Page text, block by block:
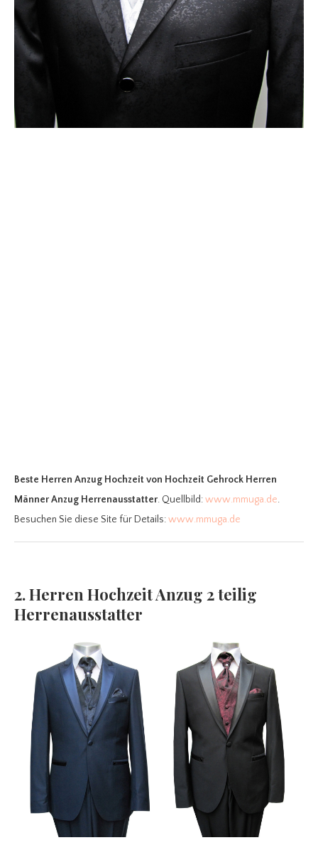
Beste Herren Anzug Hochzeit von Hochzeit Gehrock Herren
Männer Anzug Herrenausstatter. Quellbild:www.mmuga.de.
Besuchen Sie diese Site für Details:www.mmuga.de
2. Herren Hochzeit Anzug 2 teilig
Herrenausstatter